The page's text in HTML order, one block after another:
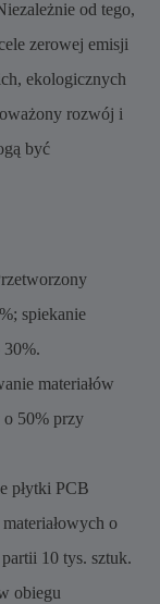
od tego,
zerowej emisji
ekologicznych
rozwój i
być
spiekanie
30%.
materiałów
o 50% przy
płytki PCB
o
10 tys. sztuk.
obiegu